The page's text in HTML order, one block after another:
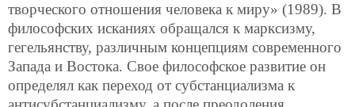
творческого отношения человека к миру» (1989). В
философских исканиях обращался к марксизму,
гегельянству, различным концепциям современного
Запада и Востока. Свое философское развитие он
определял как переход от субстанциализма к